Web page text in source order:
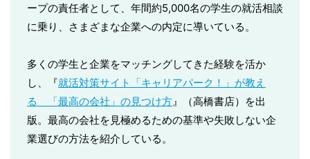
ープの責任者として、年間約5,000名の学生の就活相談
に乗り、さまざまな企業への内定に導いている。
多くの学生と企業をマッチングしてきた経験を活か
し、『就活対策サイト「キャリアパーク！」が教え
る 「最高の会社」の見つけ方 』（高橋書店）を出
版。最高の会社を見極めるための基準や失敗しない企
業選びの方法を紹介している。